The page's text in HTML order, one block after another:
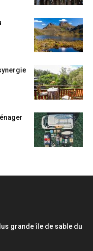
grande île de sable du